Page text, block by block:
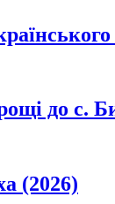
до с.
(2026)